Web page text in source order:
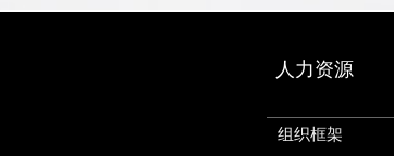
人力资源
组织框架